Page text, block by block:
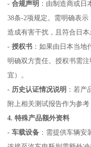
- 合规声明 ：由制造商或日
38条-2项规定。需明确表
造成有害干扰，且符合日
- 授权书：如果由日本当地
明确双方责任。授权书需
宜）。
- 历史认证情况说明 ：若产
附上相关测试报告作为参
4. 特殊产品额外资料
- 车载设备：需提供车辆安